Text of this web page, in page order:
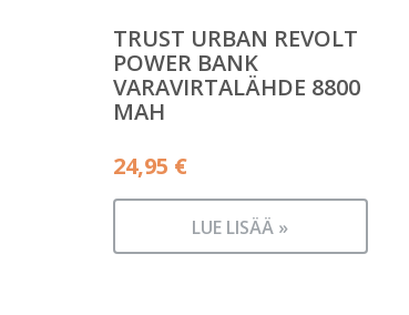
TRUST URBAN REVOLT
POWER BANK
VARAVIRTALÄHDE 8800
MAH
24,95 €
LUE LISÄÄ »